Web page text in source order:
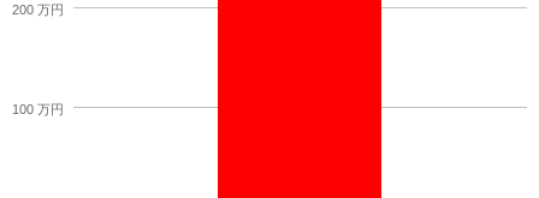
100 万円
200 万円